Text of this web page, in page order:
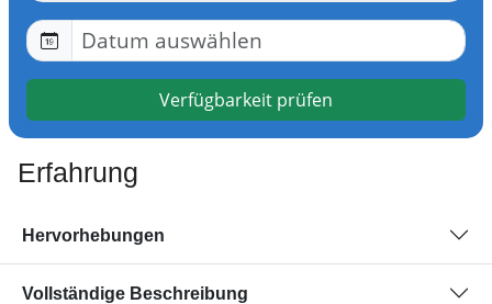
Verfügbarkeit prüfen
Erfahrung
Hervorhebungen
Vollständige Beschreibung